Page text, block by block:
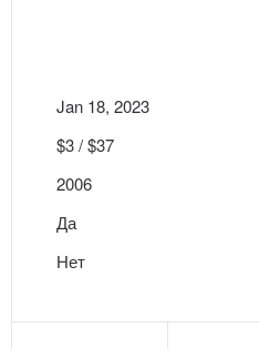
Jan 18, 2023
$3 / $37
2006
Да
Нет